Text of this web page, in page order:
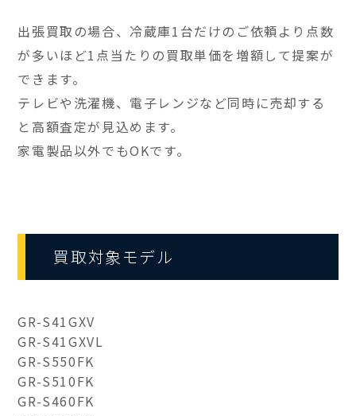
出張買取の場合、冷蔵庫1台だけのご依頼より点数
が多いほど1点当たりの買取単価を増額して提案が
できます。
テレビや洗濯機、電子レンジなど同時に売却する
と高額査定が見込めます。
家電製品以外でもOKです。
買取対象モデル
GR-S41GXV
GR-S41GXVL
GR-S550FK
GR-S510FK
GR-S460FK